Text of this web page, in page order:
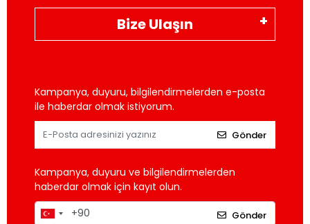
Bize Ulaşın
Kampanya, duyuru, bilgilendirmelerden e-posta
ile haberdar olmak istiyorum.
Gönder
Kampanya, duyuru ve bilgilendirmelerden
haberdar olmak için kayıt olun.
Gönder